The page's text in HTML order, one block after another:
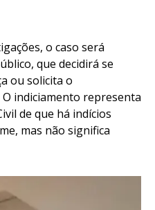
o caso será
que decidirá se
ou solicita o
indiciamento representa
de que há indícios
mas não significa